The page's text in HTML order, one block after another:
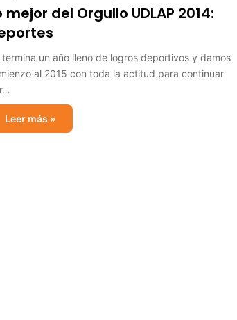
mejor del Orgullo UDLAP 2014:
termina un año lleno de logros deportivos y damos
al 2015 con toda la actitud para continuar
Leer más »